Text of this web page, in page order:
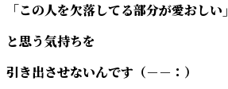
「この人を欠落してる部分が愛おしい」
と思う気持ちを
引き出させないんです（－－：）